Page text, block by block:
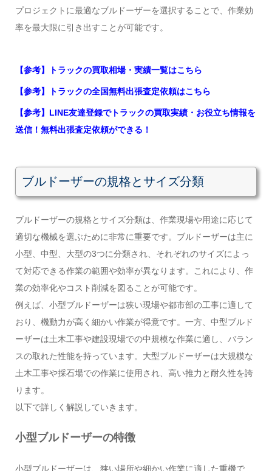
プロジェクトに最適なブルドーザーを選択することで、作業効
率を最大限に引き出すことが可能です。
【参考】トラックの買取相場・実績一覧はこちら
【参考】トラックの全国無料出張査定依頼はこちら
【参考】LINE友達登録でトラックの買取実績・お役立ち情報を
送信！無料出張査定依頼ができる！
ブルドーザーの規格とサイズ分類
ブルドーザーの規格とサイズ分類は、作業現場や用途に応じて
適切な機械を選ぶために非常に重要です。ブルドーザーは主に
小型、中型、大型の3つに分類され、それぞれのサイズによっ
て対応できる作業の範囲や効率が異なります。これにより、作
業の効率化やコスト削減を図ることが可能です。
例えば、小型ブルドーザーは狭い現場や都市部の工事に適して
おり、機動力が高く細かい作業が得意です。一方、中型ブルド
ーザーは土木工事や建設現場での中規模な作業に適し、バラン
スの取れた性能を持っています。大型ブルドーザーは大規模な
土木工事や採石場での作業に使用され、高い推力と耐久性を誇
ります。
以下で詳しく解説していきます。
小型ブルドーザーの特徴
小型ブルドーザーは、狭い場所や細かい作業に適した重機で